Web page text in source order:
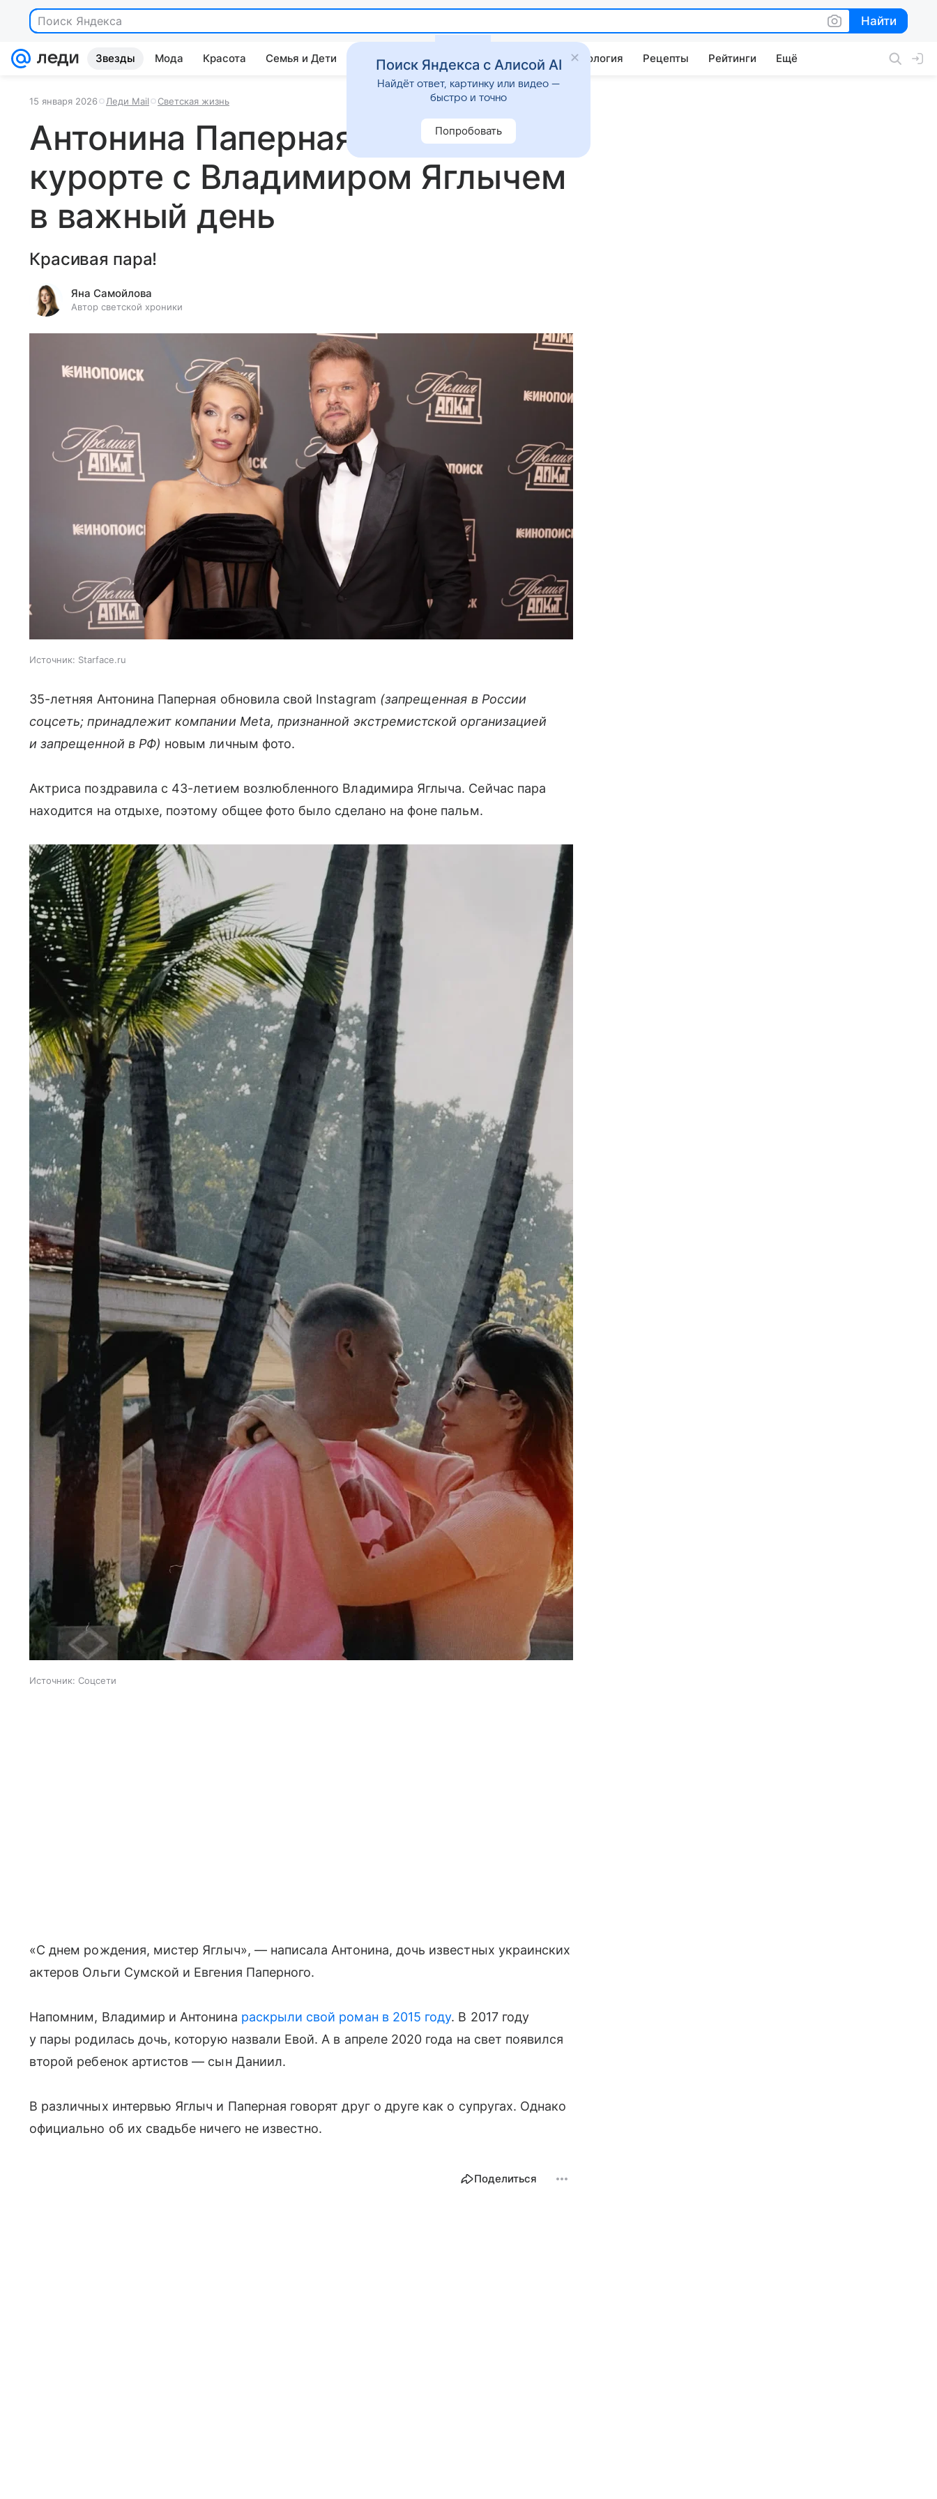
Поиск Яндекса Найти
Найти
Звезды Мода Красота Семья и Дети Дом Гороскопы Стиль жизни Психология Рецепты Рейтинги Ещё
15 января 2026 Леди Mail Светская жизнь
Антонина Паперная снялась на
курорте с Владимиром Яглычем
в важный день
Красивая пара!
Яна Самойлова
Автор светской хроники
Источник: Starface.ru
35-летняя Антонина Паперная обновила свой Instagram (запрещенная в России
соцсеть; принадлежит компании Meta, признанной экстремистской организацией
и запрещенной в РФ) новым личным фото.
Актриса поздравила с 43-летием возлюбленного Владимира Яглыча. Сейчас пара
находится на отдыхе, поэтому общее фото было сделано на фоне пальм.
Источник: Соцсети
«С днем рождения, мистер Яглыч», — написала Антонина, дочь известных украинских
актеров Ольги Сумской и Евгения Паперного.
Напомним, Владимир и Антонина раскрыли свой роман в 2015 году. В 2017 году
у пары родилась дочь, которую назвали Евой. А в апреле 2020 года на свет появился
второй ребенок артистов — сын Даниил.
В различных интервью Яглыч и Паперная говорят друг о друге как о супругах. Однако
официально об их свадьбе ничего не известно.
Поделиться
Поиск Яндекса с Алисой AI
Найдёт ответ, картинку или видео —
быстро и точно
Попробовать